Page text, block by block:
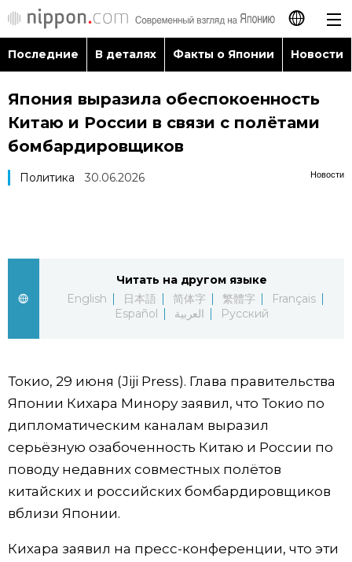
日本語
English
العربية
Последние
Фото/Видео
Разделы
Люди
Блог
Политика
Популярные статьи
Японский язык
Японский калейдоскоп
Последние В деталях Факты о Японии Новости
Япония выразила обеспокоенность
Китаю и России в связи с полётами
бомбардировщиков
Новости
Политика 30.06.2026
Читать на другом языке
English
日本語 简体字 繁體字
Français
Español
العربية Русский
Токио, 29 июня (Jiji Press). Глава правительства
Японии Кихара Минору заявил, что Токио по
дипломатическим каналам выразил
серьёзную озабоченность Китаю и России по
поводу недавних совместных полётов
китайских и российских бомбардировщиков
вблизи Японии.
Кихара заявил на пресс-конференции, что эти